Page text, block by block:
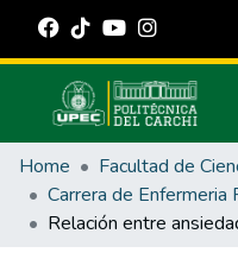
Communities & Collections
All of DSpace
Statistics
Home